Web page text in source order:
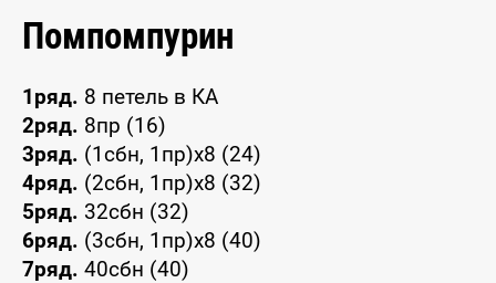
Помпомпурин
1ряд. 8 петель в КА
2ряд. 8пр (16)
3ряд. (1сбн, 1пр)х8 (24)
4ряд. (2сбн, 1пр)х8 (32)
5ряд. 32сбн (32)
6ряд. (3сбн, 1пр)х8 (40)
7ряд. 40сбн (40)